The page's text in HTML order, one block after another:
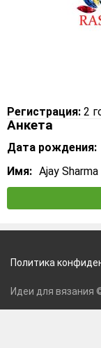
Регистрация: 2
Анкета
Дата рождения:
Имя: Ajay Sharma
Политика
Идеи для вязания